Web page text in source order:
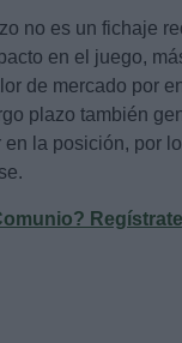
no es un fichaje
en el juego,
de mercado por
plazo también
la posición, por